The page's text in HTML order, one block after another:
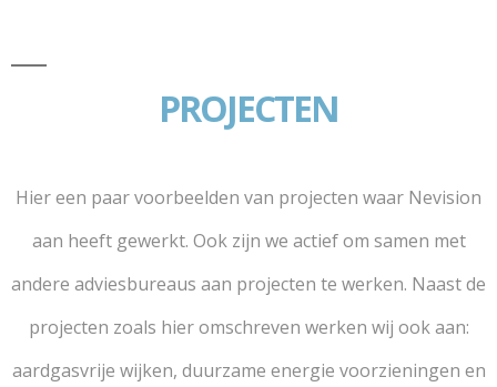
PROJECTEN
Hier een paar voorbeelden van projecten waar Nevision
aan heeft gewerkt. Ook zijn we actief om samen met
andere adviesbureaus aan projecten te werken. Naast de
projecten zoals hier omschreven werken wij ook aan:
aardgasvrije wijken, duurzame energie voorzieningen en